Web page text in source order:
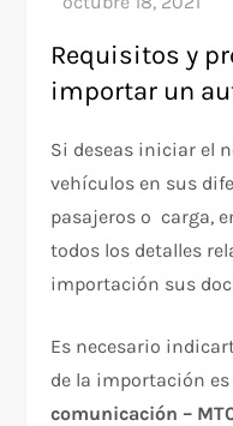
Requisitos y
importar un
Si deseas iniciar el
vehículos en sus
pasajeros o carga,
todos los detalles
importación sus
Es necesario
de la importación
comunicación –